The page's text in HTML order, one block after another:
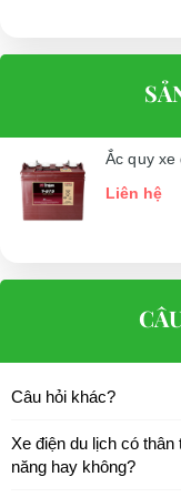
Ắc quy xe
Liên hệ
Câu hỏi khác?
Xe điện du lịch có
năng hay không?